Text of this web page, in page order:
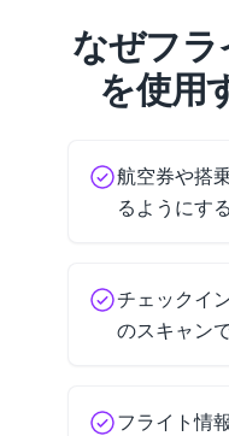
なぜフラ
を使用
航空券や搭
るようにする
チェックイ
のスキャン
フライト情